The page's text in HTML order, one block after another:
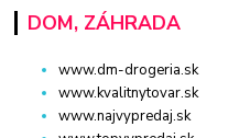
DOM, ZÁHRADA
www.dm-drogeria.sk
www.kvalitnytovar.sk
www.najvypredaj.sk